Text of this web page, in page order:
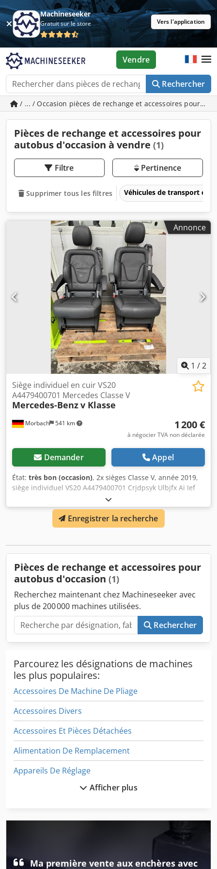
Machineseeker
Gratuit sur le store Vers l'application
Rechercher
Vendre
/ ... / Occasion pièces de rechange et accessoires pour
Pièces de rechange et accessoires pour
autobus d'occasion à vendre (1)
Filtre Pertinence
Supprimer tous les filtres Véhicules de transport et
Annonce
1 /2
Morbach 541 km
Siège individuel en cuir VS20
A4479400701 Mercedes Classe V
Mercedes-Benzv Klasse
1 200 €
à négocier TVA non déclarée
Demander Appel
État: très bon (occasion), 2x sièges Classe V, année 2019,
siège individuel VS20 A4479400701 Crjdpsyk Ulbjfx Ai Ief
Enregistrer la recherche
Pièces de rechange et accessoires pour
autobus d'occasion (1)
Recherchez maintenant chez Machineseeker avec
plus de 200 000 machines utilisées.
Rechercher
Parcourez les désignations de machines
les plus populaires:
Accessoires De Machine De Pliage
Accessoires Divers
Accessoires Et Pièces Détachées
Alimentation De Remplacement
Appareils De Réglage
Autres Accessoires
Afficher plus
Ma première vente aux enchères avec